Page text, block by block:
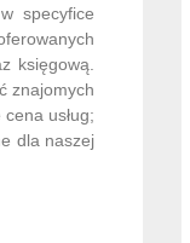
specyfice
księgową.
znajomych
usług;
dla naszej